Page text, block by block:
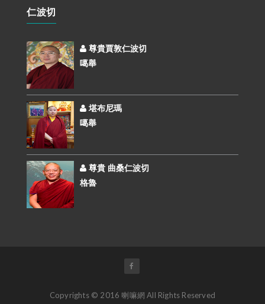
仁波切
尊貴賈敦仁波切
噶舉
堪布尼瑪
噶舉
尊貴 曲桑仁波切
格魯
Copyrights © 2016 喇嘛網 All Rights Reserved